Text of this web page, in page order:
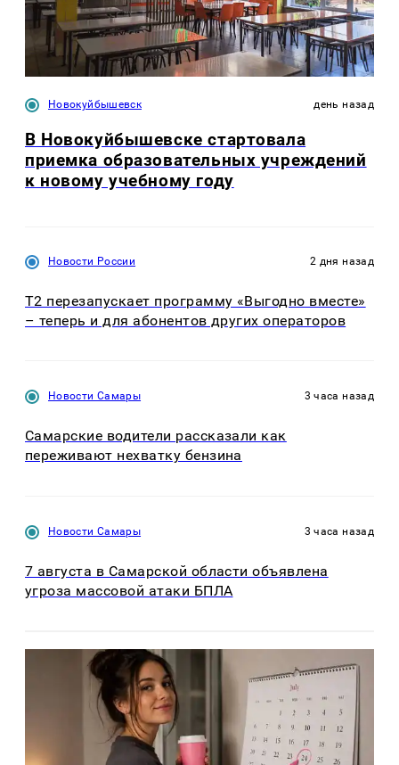
Новокуйбышевск день назад
В Новокуйбышевске стартовала
приемка образовательных учреждений
к новому учебному году
Новости России 2 дня назад
Т2 перезапускает программу «Выгодно вместе»
– теперь и для абонентов других операторов
Новости Самары 3 часа назад
Самарские водители рассказали как
переживают нехватку бензина
Новости Самары 3 часа назад
7 августа в Самарской области объявлена
угроза массовой атаки БПЛА